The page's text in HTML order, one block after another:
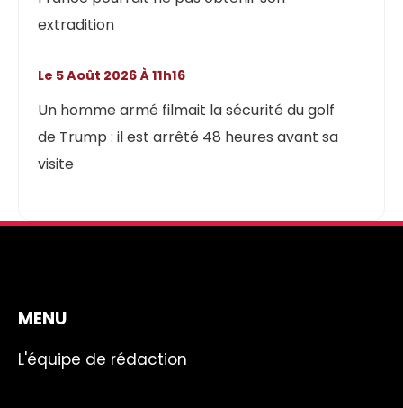
extradition
Un homme armé filmait la sécurité du golf
de Trump : il est arrêté 48 heures avant sa
visite
Le 5 Août 2026 À 11h16
MENU
L'équipe de rédaction